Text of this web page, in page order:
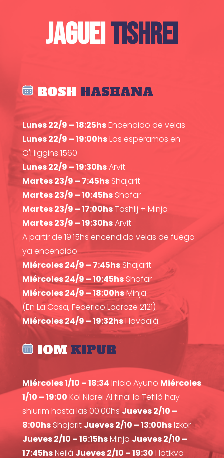
JAGUEITISHREI
ROSH HASHANA
Lunes 22/9 – 18:25hsEncendido de velas
Lunes 22/9 – 19:00hsLos esperamos en
O'Higgins 1560
Lunes 22/9 – 19:30hsArvit
Martes 23/9 – 7:45hsShajarit
Martes 23/9 – 10:45hsShofar
Martes 23/9 – 17:00hsTashlij + Minja
Martes 23/9 – 19:30hsArvit
A partir de 19:15hs encendido velas de fuego
ya encendido.
Miércoles 24/9 – 7:45hsShajarit
Miércoles 24/9 – 10:45hsShofar
Miércoles 24/9 – 18:00hsMinja
(En La Casa, Federico Lacroze 2121)
Miércoles 24/9 – 19:32hsHavdalá
IOM KIPUR
Miércoles 1/10 – 18:34 Inicio Ayuno Miércoles
1/10 – 19:00 Kol Nidrei Al final la Tefilà hay
shiurim hasta las 00.00hsJueves 2/10 –
8:00hsShajarit Jueves 2/10 – 13:00hsIzkor
Jueves 2/10 – 16:15hsMinja Jueves 2/10 –
17:45hsNeilá Jueves 2/10 – 19:30 Hatikva